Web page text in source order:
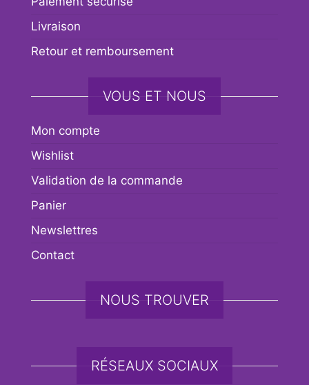
Livraison
Retour et remboursement
VOUS ET NOUS
Mon compte
Wishlist
Validation de la commande
Panier
Newslettres
Contact
NOUS TROUVER
RÉSEAUX SOCIAUX